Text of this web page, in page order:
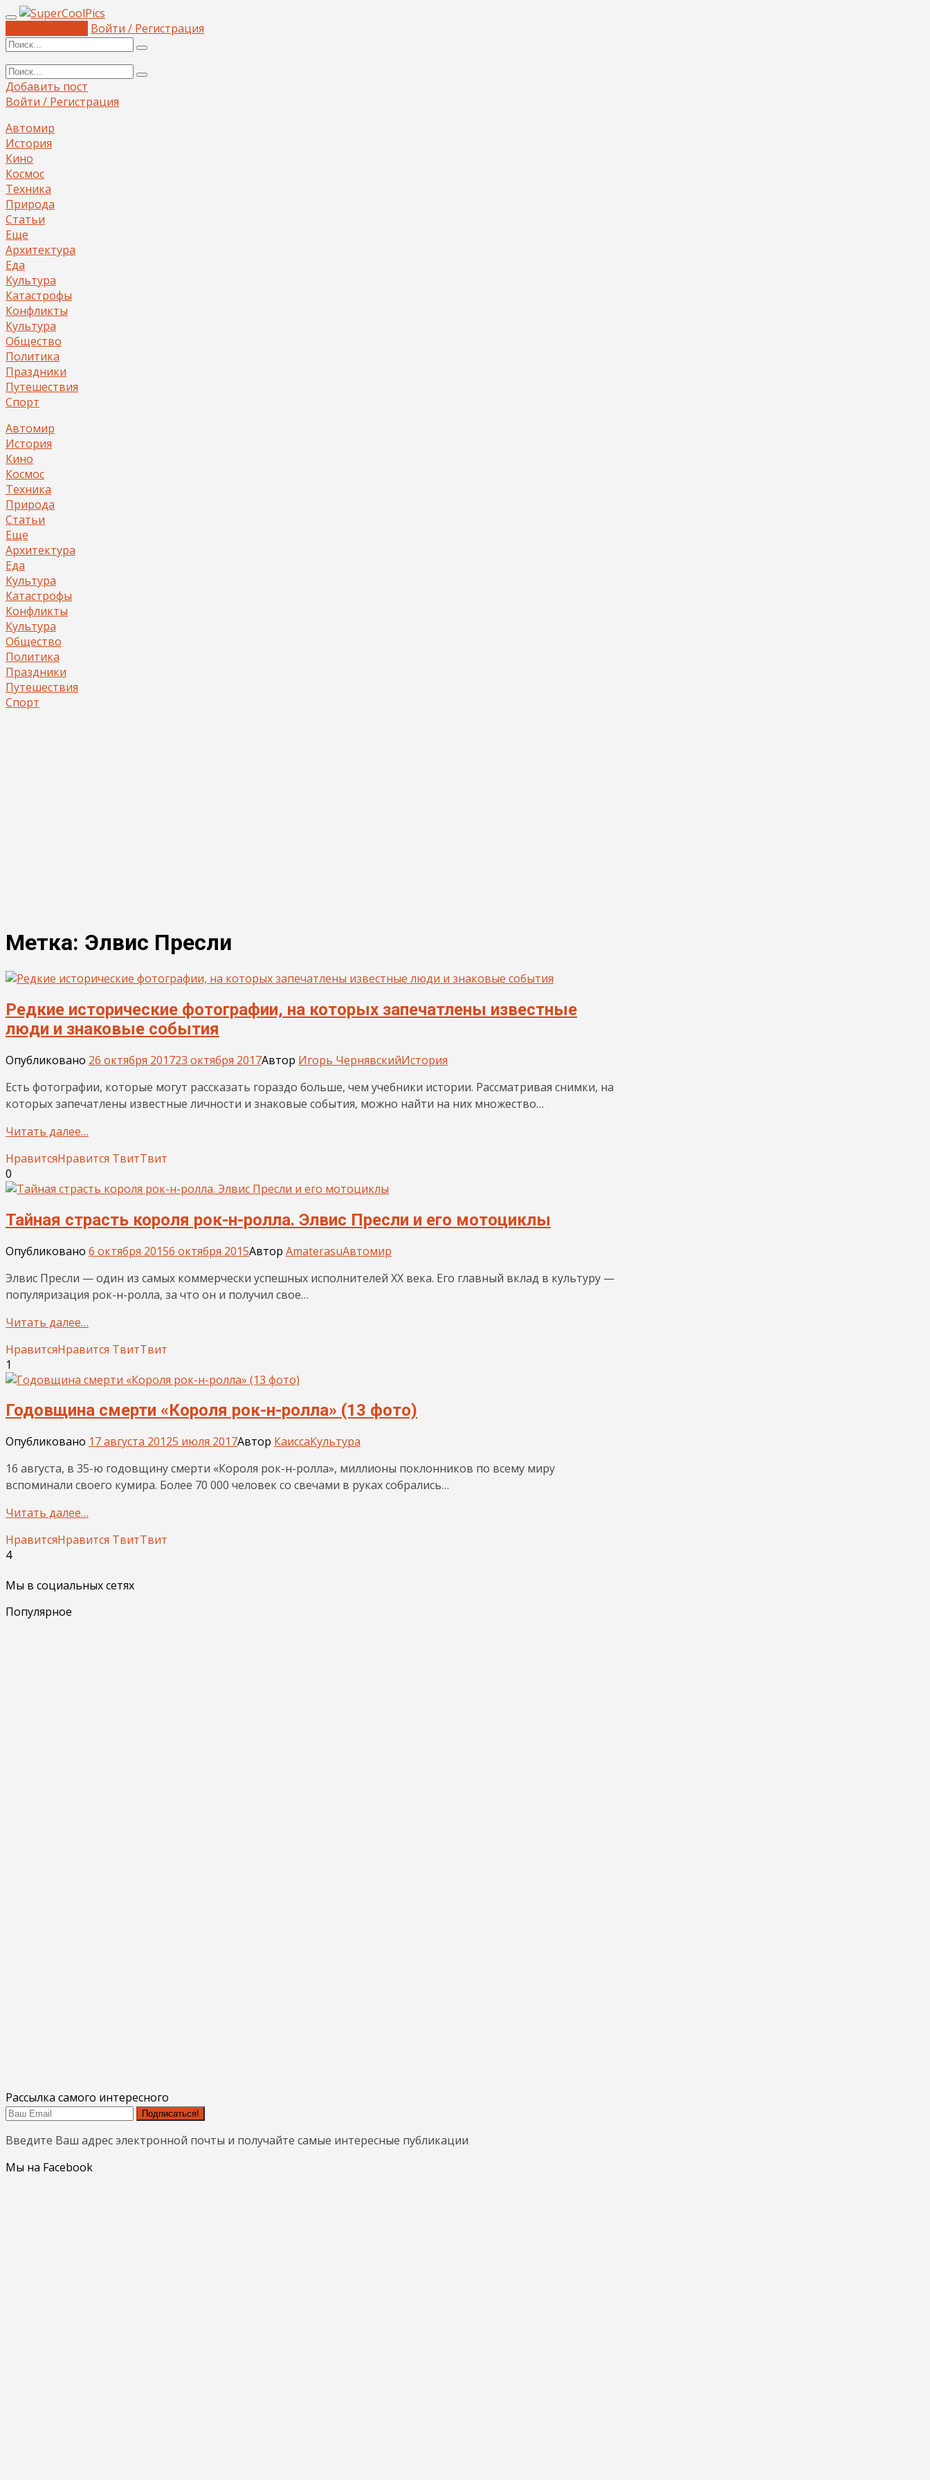
Войти / Регистрация
Добавить пост
Войти / Регистрация
Автомир
История
Кино
Космос
Техника
Природа
Статьи
Еще
Архитектура
Еда
Культура
Катастрофы
Конфликты
Культура
Общество
Политика
Праздники
Путешествия
Спорт
Автомир
История
Кино
Космос
Техника
Природа
Статьи
Еще
Архитектура
Еда
Культура
Катастрофы
Конфликты
Культура
Общество
Политика
Праздники
Путешествия
Спорт
Метка: Элвис Пресли
Редкие исторические фотографии, на которых запечатлены известные
люди и знаковые события
Опубликовано 26 октября 201723 октября 2017Автор Игорь ЧернявскийИстория
Есть фотографии, которые могут рассказать гораздо больше, чем учебники истории. Рассматривая снимки, на
которых запечатлены известные личности и знаковые события, можно найти на них множество…
Читать далее…
НравитсяНравится ТвитТвит
0
Тайная страсть короля рок-н-ролла. Элвис Пресли и его мотоциклы
Опубликовано 6 октября 20156 октября 2015Автор AmaterasuАвтомир
Элвис Пресли — один из самых коммерчески успешных исполнителей XX века. Его главный вклад в культуру —
популяризация рок-н-ролла, за что он и получил свое…
Читать далее…
НравитсяНравится ТвитТвит
1
Годовщина смерти «Короля рок-н-ролла» (13 фото)
Опубликовано 17 августа 20125 июля 2017Автор КаиссаКультура
16 августа, в 35-ю годовщину смерти «Короля рок-н-ролла», миллионы поклонников по всему миру
вспоминали своего кумира. Более 70 000 человек со свечами в руках собрались…
Читать далее…
НравитсяНравится ТвитТвит
4
Мы в социальных сетях
Популярное
Рассылка самого интересного
Подписаться!
Введите Ваш адрес электронной почты и получайте самые интересные публикации
Мы на Facebook